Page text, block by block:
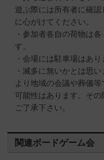
遊ぶ際には所有者に確
に心がけてください。
・参加者各自の荷物は
す。
・会場には駐車場はあ
・滅多に無いかとは思
より地域の会議や葬儀
可能性はあります。そ
ご了承下さい。
関連ボードゲーム会